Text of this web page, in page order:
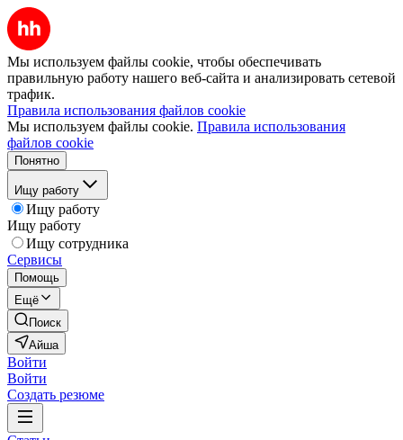
Мы используем файлы cookie, чтобы обеспечивать
правильную работу нашего веб-сайта и анализировать сетевой
трафик.
Правила использования файлов cookie
Мы используем файлы cookie. Правила использования
файлов cookie
Понятно
Ищу работу
Ищу работу
Ищу работу
Ищу сотрудника
Сервисы
Помощь
Ещё
Поиск
Айша
Войти
Войти
Создать резюме